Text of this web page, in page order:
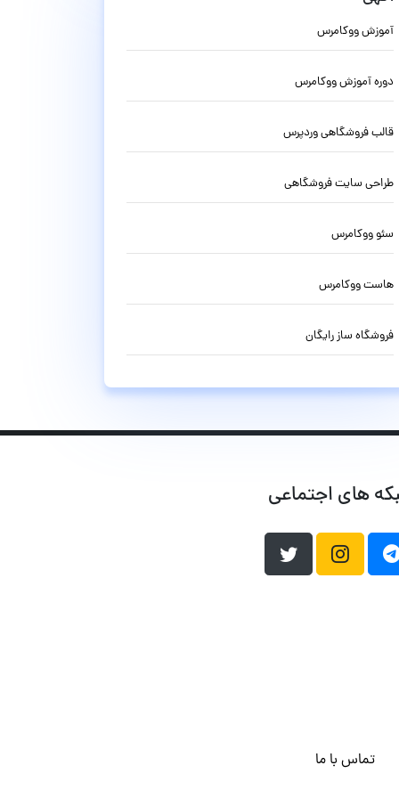
آموزش ووکامرس
دوره آموزش ووکامرس
قالب فروشگاهی وردپرس
طراحی سایت فروشگاهی
سئو ووکامرس
هاست ووکامرس
فروشگاه ساز رایگان
های اجتماعی
تماس با ما